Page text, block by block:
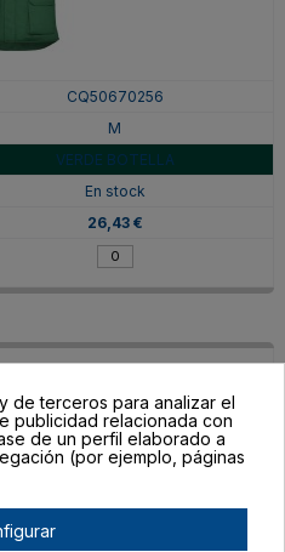
CQ50670256
M
VERDE BOTELLA
En stock
26,43 €
de terceros para analizar el
publicidad relacionada con
de un perfil elaborado a
(por ejemplo, páginas